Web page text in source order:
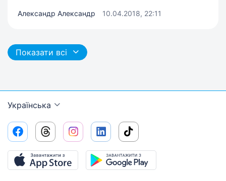
Александр Александр 10.04.2018, 22:11
Показати всі
Українська